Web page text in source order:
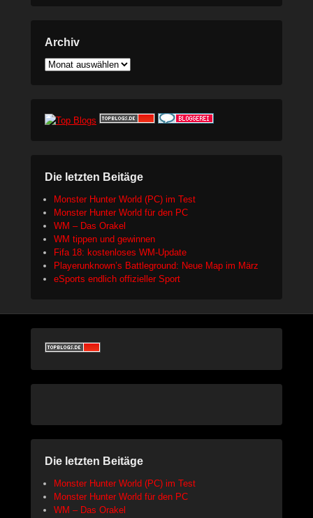
Archiv
Archiv
Die letzten Beitäge
Monster Hunter World (PC) im Test
Monster Hunter World für den PC
WM – Das Orakel
WM tippen und gewinnen
Fifa 18: kostenloses WM-Update
Playerunknown’s Battleground: Neue Map im März
eSports endlich offizieller Sport
Die letzten Beitäge
Monster Hunter World (PC) im Test
Monster Hunter World für den PC
WM – Das Orakel